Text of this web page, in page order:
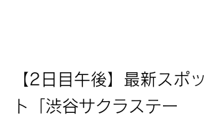
【2日目午後】最新スポッ
ト「渋谷サクラステー